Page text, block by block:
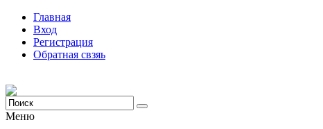
Главная
Вход
Регистрация
Обратная свзяь
Меню